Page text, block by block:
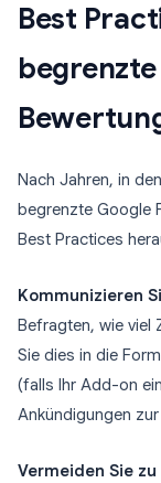
Best
Nach Jahren, in
begrenzte Google
Best Practices
Kommunizieren
Befragten, wie viel
Sie dies in die
(falls Ihr Add-on
Ankündigungen
Vermeiden Sie